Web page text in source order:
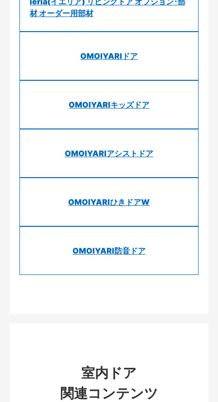
材 オーダー用部材
OMOIYARIドア
OMOIYARIキッズドア
OMOIYARIアシストドア
OMOIYARIひきドアW
OMOIYARI防音ドア
室内ドア
関連コンテンツ